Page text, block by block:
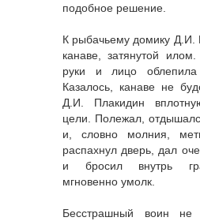
подобное решение.
К рыбачьему домику Д.И.
канаве, затянутой
руки и лицо облепила
Казалось, канаве не
Д.И. Плакидин
цели. Полежал,
и, словно молния,
распахнул дверь, дал
и бросил внутрь
мгновенно умолк.
Бесстрашный воин не